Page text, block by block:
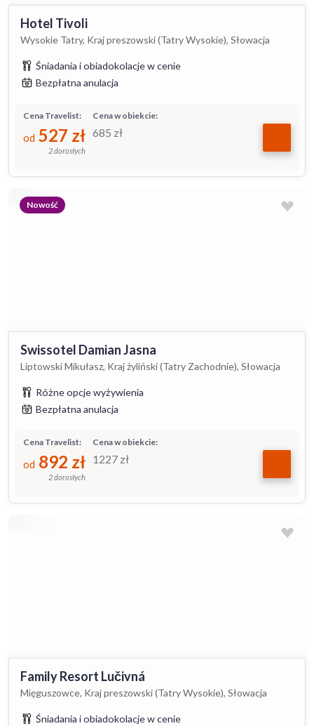
Hotel Tivoli
Wysokie Tatry, Kraj preszowski (Tatry Wysokie), Słowacja
Śniadania i obiadokolacje w cenie
Bezpłatna anulacja
Cena w obiekcie:
685 zł
Cena Travelist:
od 527 zł
2 dorosłych
Nowość
Swissotel Damian Jasna
Liptowski Mikułasz, Kraj żyliński (Tatry Zachodnie), Słowacja
Różne opcje wyżywienia
Bezpłatna anulacja
Cena w obiekcie:
1227 zł
Cena Travelist:
od 892 zł
2 dorosłych
Family Resort Lučivná
Mięguszowce, Kraj preszowski (Tatry Wysokie), Słowacja
Śniadania i obiadokolacje w cenie